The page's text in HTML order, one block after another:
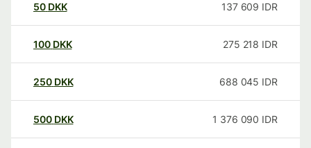
50 DKK 137 609 IDR
100 DKK 275 218 IDR
250 DKK 688 045 IDR
500 DKK 1 376 090 IDR